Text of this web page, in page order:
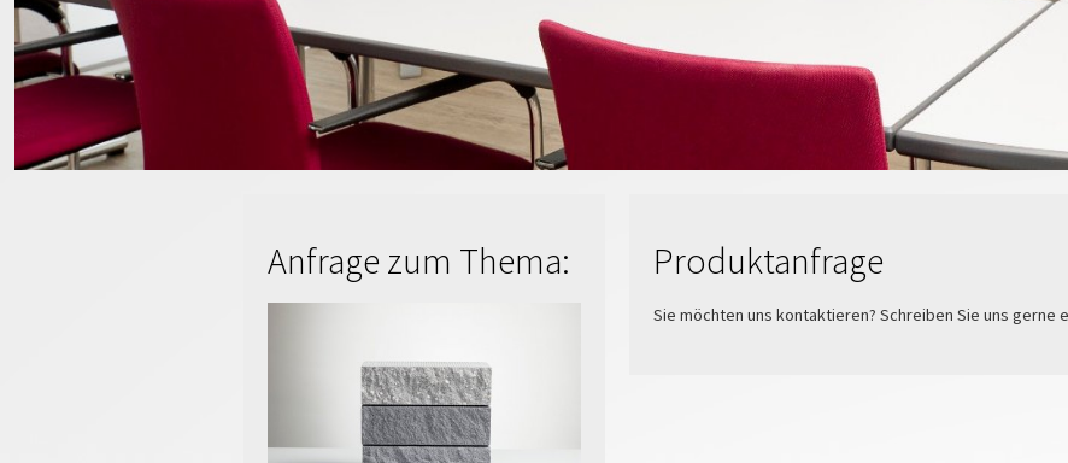
Anfrage zum Thema: Produktanfrage
Sie möchten uns kontaktieren? Schreiben Sie uns gerne